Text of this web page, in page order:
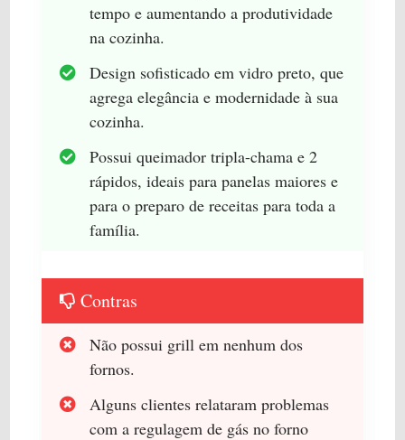
tempo e aumentando a produtividade
na cozinha.
Design sofisticado em vidro preto, que
agrega elegância e modernidade à sua
cozinha.
Possui queimador tripla-chama e 2
rápidos, ideais para panelas maiores e
para o preparo de receitas para toda a
família.
Contras
Não possui grill em nenhum dos
fornos.
Alguns clientes relataram problemas
com a regulagem de gás no forno